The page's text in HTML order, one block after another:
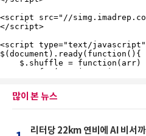
많이 본 뉴스
리터당 22km 연비에 AI 비서